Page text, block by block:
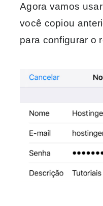
Agora vamos
você copiou
para configurar o